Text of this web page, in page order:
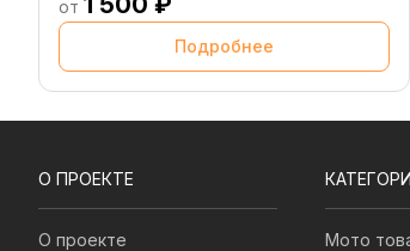
от
Подробнее
О ПРОЕКТЕ
О проекте
Мото